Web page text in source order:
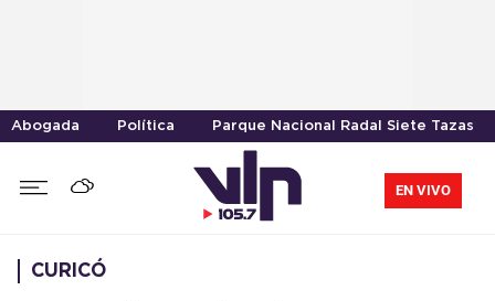
Abogada Política Parque Nacional Radal Siete Tazas
EN VIVO
CURICÓ